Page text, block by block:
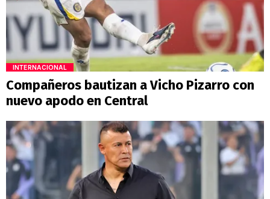
INTERNACIONAL
Compañeros bautizan a Vicho Pizarro con
nuevo apodo en Central